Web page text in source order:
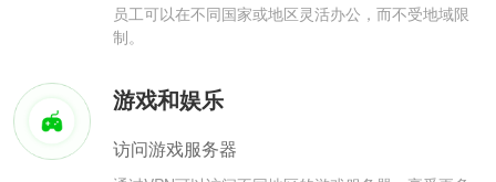
员工可以在不同国家或地区灵活办公，而不受地域限
制。
游戏和娱乐
访问游戏服务器